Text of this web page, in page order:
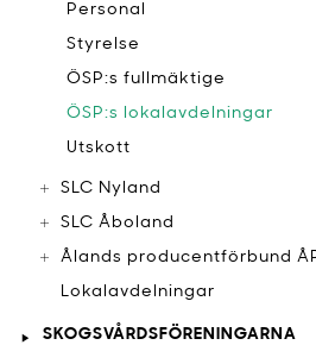
Personal
Styrelse
ÖSP:s fullmäktige
ÖSP:s lokalavdelningar
Utskott
SLC Nyland
SLC Åboland
Ålands producentförbund
Lokalavdelningar
SKOGSVÅRDSFÖRENINGARNA